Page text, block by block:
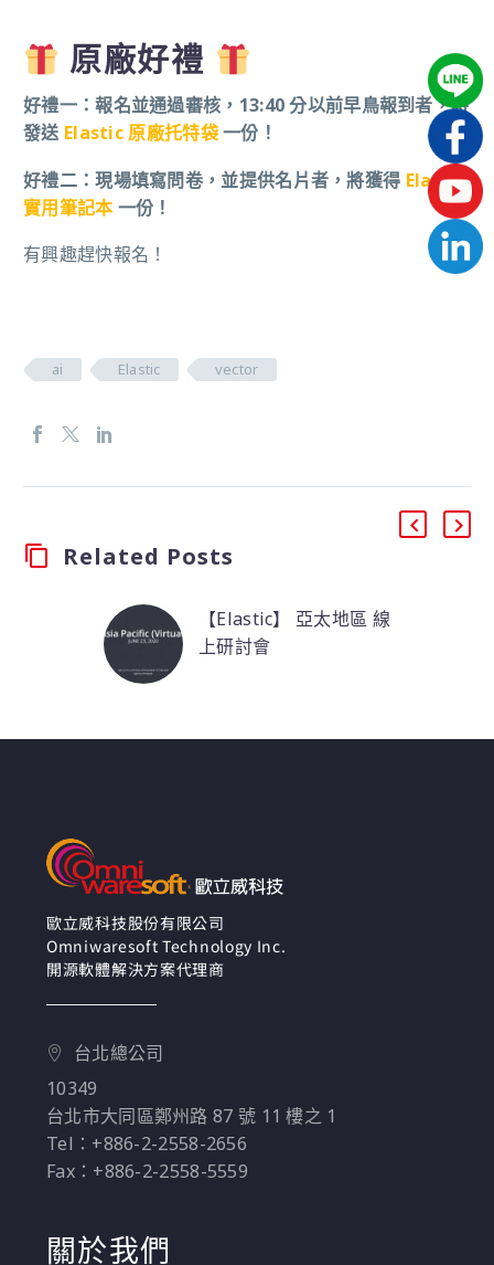
原廠好禮
好禮一：報名並通過審核，13:40 分以前早鳥報到者，將
發送 Elastic 原廠托特袋一份！
好禮二：現場填寫問卷，並提供名片者，將獲得 Elastic
實用筆記本一份！
有興趣趕快報名！
ai Elastic vector
Related Posts
【Elastic】 亞太地區 線
上研討會
新功能的分享與演示。
Elastic {ON} 研討會讓
您免費且無須離開辦公
室，就可以得到有用的
歐立威科技股份有限公司
Omniwaresoft Technology Inc.
開源軟體解決方案代理商
台北總公司
10349
台北市大同區鄭州路 87 號 11 樓之 1
Tel：+886-2-2558-2656
Fax：+886-2-2558-5559
關於我們